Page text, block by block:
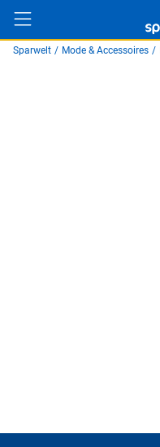
Sparwelt / Mode & Accessoires /